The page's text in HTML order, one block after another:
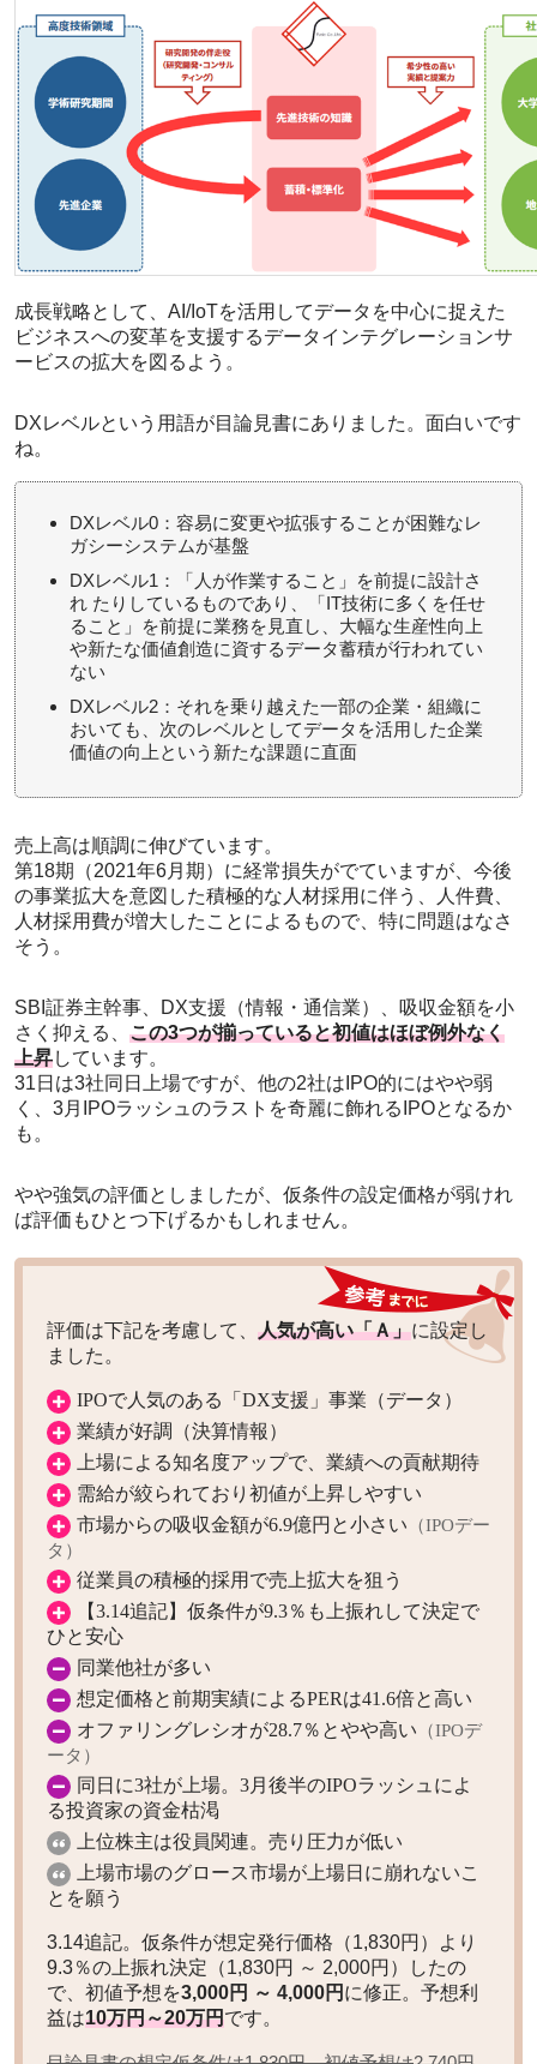
成長戦略として、AI/IoTを活用してデータを中心に捉えた
ビジネスへの変革を支援するデータインテグレーションサ
ービスの拡大を図るよう。
DXレベルという用語が目論見書にありました。面白いです
ね。
DXレベル0：容易に変更や拡張することが困難なレ
ガシーシステムが基盤
DXレベル1：「人が作業すること」を前提に設計さ
れ たりしているものであり、「IT技術に多くを任せ
ること」を前提に業務を見直し、大幅な生産性向上
や新たな価値創造に資するデータ蓄積が行われてい
ない
DXレベル2：それを乗り越えた一部の企業・組織に
おいても、次のレベルとしてデータを活用した企業
価値の向上という新たな課題に直面
売上高は順調に伸びています。
第18期（2021年6月期）に経常損失がでていますが、今後
の事業拡大を意図した積極的な人材採用に伴う、人件費、
人材採用費が増大したことによるもので、特に問題はなさ
そう。
SBI証券主幹事、DX支援（情報・通信業）、吸収金額を小
さく抑える、 この3つが揃っていると初値はほぼ例外なく
上昇しています。
31日は3社同日上場ですが、他の2社はIPO的にはやや弱
く、3月IPOラッシュのラストを奇麗に飾れるIPOとなるか
も。
やや強気の評価としましたが、仮条件の設定価格が弱けれ
ば評価もひとつ下げるかもしれません。
評価は下記を考慮して、 人気が高い「Ａ」に設定し
ました。
IPOで人気のある「DX支援」事業（データ）
業績が好調（決算情報）
上場による知名度アップで、業績への貢献期待
需給が絞られており初値が上昇しやすい
市場からの吸収金額が6.9億円と小さい （IPOデー
タ）
従業員の積極的採用で売上拡大を狙う
【3.14追記】仮条件が9.3％も上振れして決定で
ひと安心
同業他社が多い
想定価格と前期実績によるPERは41.6倍と高い
オファリングレシオが28.7％とやや高い （IPOデ
ータ）
同日に3社が上場。3月後半のIPOラッシュによ
る投資家の資金枯渇
上位株主は役員関連。売り圧力が低い
上場市場のグロース市場が上場日に崩れないこ
とを願う
3.14追記。仮条件が想定発行価格（1,830円）より
9.3％の上振れ決定（1,830円 ～ 2,000円）したの
で、初値予想を3,000円 ～ 4,000円 に修正。予想利
益は10万円～20万円です。